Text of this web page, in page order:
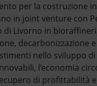
per la costruzione
in joint venture con
Livorno in
decarbonizzazione
nello sviluppo
l’economia
di profittabilità